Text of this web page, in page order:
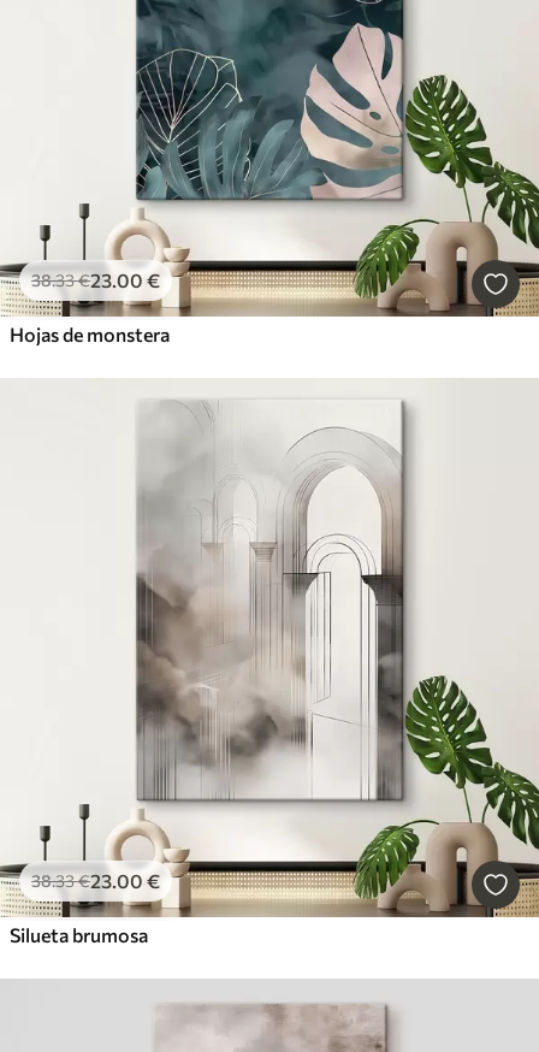
38.33€23.00 €
Hojas de monstera
38.33€23.00 €
Silueta brumosa